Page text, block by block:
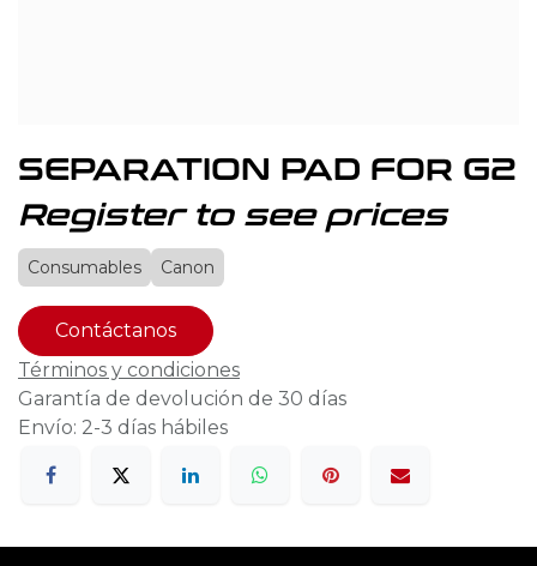
SEPARATION PAD FOR G2
Register to see prices
Consumables Canon
Contáctanos
Términos y condiciones
Garantía de devolución de 30 días
Envío: 2-3 días hábiles